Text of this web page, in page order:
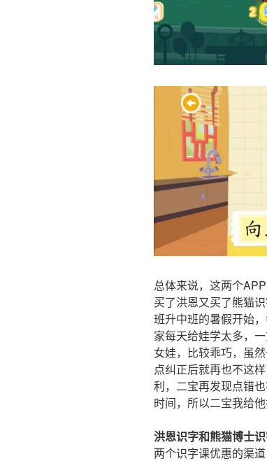
总体来说，这两个
买了洪恩又买了熊猫
班升中班的暑假开始
家每天给娃学太多，
女娃，比较乖巧，虽
点纠正后就再也不这
利，二宝再发现点错
时间，所以二宝我给
洪恩识字和熊猫博士
两个识字课优惠的渠